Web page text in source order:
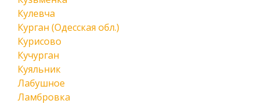
Кулевча
Курган (Одесская обл.)
Курисово
Кучурган
Куяльник
Лабушное
Ламбровка